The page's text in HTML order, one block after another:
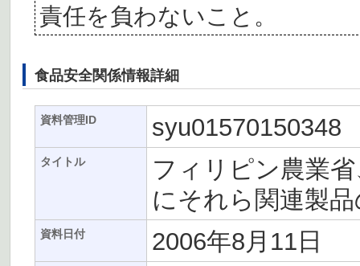
責任を負わないこと。
食品安全関係情報詳細
資料管理ID syu01570150348
タイトル
フィリピン農業
にそれら関連製
資料日付 2006年8月11日